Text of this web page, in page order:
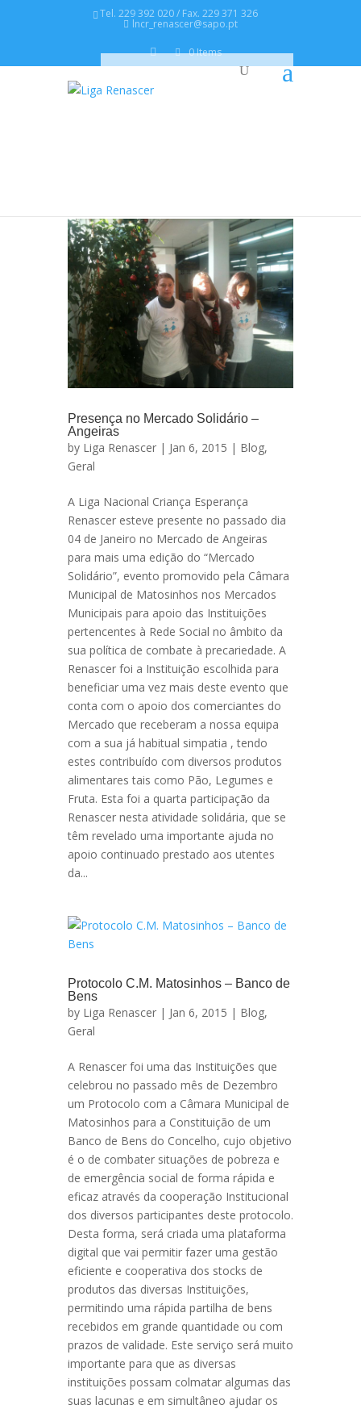
Tel. 229 392 020 / Fax. 229 371 326
lncr_renascer@sapo.pt
0 Items
Presença no Mercado Solidário –
Angeiras
by Liga Renascer | Jan 6, 2015 | Blog,
Geral
A Liga Nacional Criança Esperança
Renascer esteve presente no passado dia
04 de Janeiro no Mercado de Angeiras
para mais uma edição do “Mercado
Solidário”, evento promovido pela Câmara
Municipal de Matosinhos nos Mercados
Municipais para apoio das Instituições
pertencentes à Rede Social no âmbito da
sua política de combate à precariedade. A
Renascer foi a Instituição escolhida para
beneficiar uma vez mais deste evento que
conta com o apoio dos comerciantes do
Mercado que receberam a nossa equipa
com a sua já habitual simpatia , tendo
estes contribuído com diversos produtos
alimentares tais como Pão, Legumes e
Fruta. Esta foi a quarta participação da
Renascer nesta atividade solidária, que se
têm revelado uma importante ajuda no
apoio continuado prestado aos utentes
da...
Protocolo C.M. Matosinhos – Banco de
Bens
by Liga Renascer | Jan 6, 2015 | Blog,
Geral
A Renascer foi uma das Instituições que
celebrou no passado mês de Dezembro
um Protocolo com a Câmara Municipal de
Matosinhos para a Constituição de um
Banco de Bens do Concelho, cujo objetivo
é o de combater situações de pobreza e
de emergência social de forma rápida e
eficaz através da cooperação Institucional
dos diversos participantes deste protocolo.
Desta forma, será criada uma plataforma
digital que vai permitir fazer uma gestão
eficiente e cooperativa dos stocks de
produtos das diversas Instituições,
permitindo uma rápida partilha de bens
recebidos em grande quantidade ou com
prazos de validade. Este serviço será muito
importante para que as diversas
instituições possam colmatar algumas das
suas lacunas e em simultâneo ajudar os